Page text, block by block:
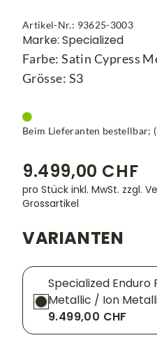
Artikel-Nr.: 93625-3003
Marke: Specialized
Farbe: Satin Cypress
Grösse: S3
Beim Lieferanten bestellbar;
9.499,00 CHF
pro Stück inkl. MwSt. zzgl.
Grossartikel
VARIANTEN
Specialized Enduro
Metallic / Ion
9.499,00 CHF